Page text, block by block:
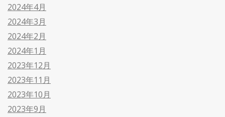
2024年4月
2024年3月
2024年2月
2024年1月
2023年12月
2023年11月
2023年10月
2023年9月